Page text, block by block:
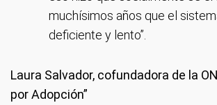
muchísimos años que el
deficiente y lento”.
Laura Salvador, cofundadora de la
por Adopción”